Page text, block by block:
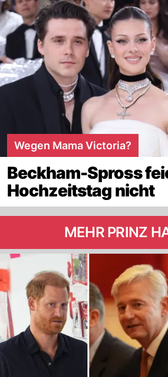
Wegen Mama Victoria?
Beckham-Spross
Hochzeitstag nicht
MEHR PRINZ